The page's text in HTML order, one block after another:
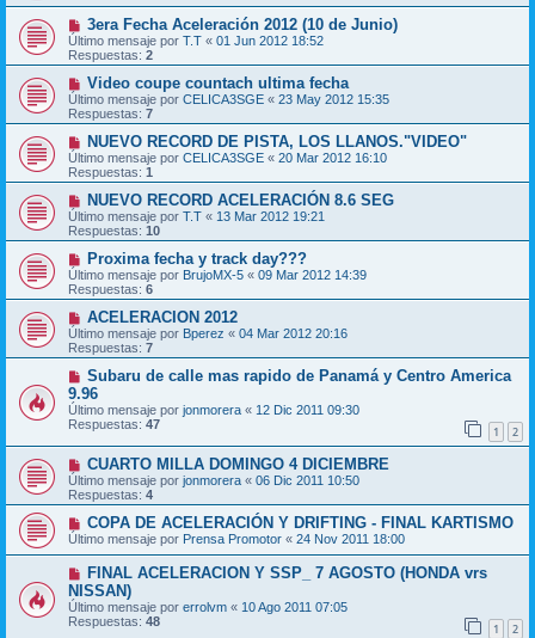
3era Fecha Aceleración 2012 (10 de Junio)
Último mensaje por T.T « 01 Jun 2012 18:52
Respuestas: 2
Video coupe countach ultima fecha
Último mensaje por CELICA3SGE « 23 May 2012 15:35
Respuestas: 7
NUEVO RECORD DE PISTA, LOS LLANOS."VIDEO"
Último mensaje por CELICA3SGE « 20 Mar 2012 16:10
Respuestas: 1
NUEVO RECORD ACELERACIÓN 8.6 SEG
Último mensaje por T.T « 13 Mar 2012 19:21
Respuestas: 10
Proxima fecha y track day???
Último mensaje por BrujoMX-5 « 09 Mar 2012 14:39
Respuestas: 6
ACELERACION 2012
Último mensaje por Bperez « 04 Mar 2012 20:16
Respuestas: 7
Subaru de calle mas rapido de Panamá y Centro America
9.96
Último mensaje por jonmorera « 12 Dic 2011 09:30
Respuestas: 47 1 2
CUARTO MILLA DOMINGO 4 DICIEMBRE
Último mensaje por jonmorera « 06 Dic 2011 10:50
Respuestas: 4
COPA DE ACELERACIÓN Y DRIFTING - FINAL KARTISMO
Último mensaje por Prensa Promotor « 24 Nov 2011 18:00
FINAL ACELERACION Y SSP_ 7 AGOSTO (HONDA vrs
NISSAN)
Último mensaje por errolvm « 10 Ago 2011 07:05
Respuestas: 48 1 2